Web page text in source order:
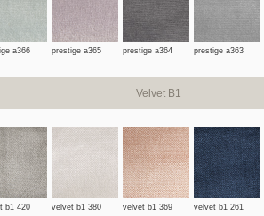
a366 prestige a365 prestige a364 prestige a363
Velvet B1
b1 420 velvet b1 380 velvet b1 369 velvet b1 261